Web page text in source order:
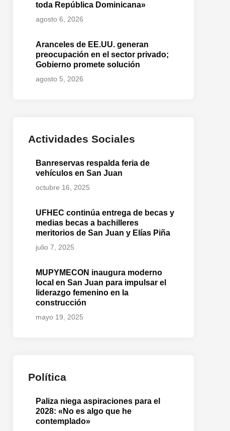
toda República Dominicana»
agosto 6, 2026
Aranceles de EE.UU. generan
preocupación en el sector privado;
Gobierno promete solución
agosto 5, 2026
Actividades Sociales
Banreservas respalda feria de
vehículos en San Juan
octubre 16, 2025
UFHEC continúa entrega de becas y
medias becas a bachilleres
meritorios de San Juan y Elías Piña
julio 7, 2025
MUPYMECON inaugura moderno
local en San Juan para impulsar el
liderazgo femenino en la
construcción
mayo 19, 2025
Política
Paliza niega aspiraciones para el
2028: «No es algo que he
contemplado»